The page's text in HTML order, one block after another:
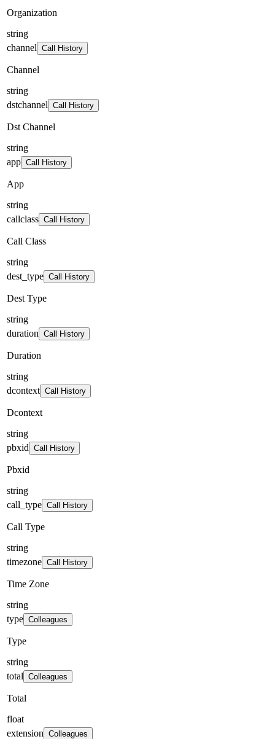
Organization
string
channel Call History
Channel
string
dstchannel Call History
Dst Channel
string
app Call History
App
string
callclass Call History
Call Class
string
dest_type Call History
Dest Type
string
duration Call History
Duration
string
dcontext Call History
Dcontext
string
pbxid Call History
Pbxid
string
call_type Call History
Call Type
string
timezone Call History
Time Zone
string
type Colleagues
Type
string
total Colleagues
Total
float
extension Colleagues